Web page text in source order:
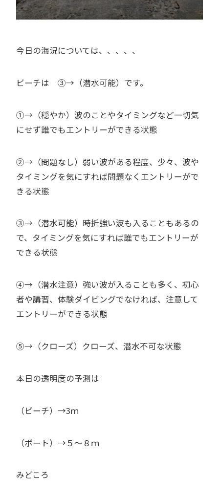
今日の海況については、、、、、
ビーチは ③→（潜水可能）です。
①→（穏やか）波のことやタイミングなど一切気
にせず誰でもエントリーができる状態
②→（問題なし）弱い波がある程度、少々、波や
タイミングを気にすれば問題なくエントリーがで
きる状態
③→（潜水可能）時折強い波も入ることもあるの
で、タイミングを気にすれば誰でもエントリーが
できる状態
④→（潜水注意）強い波が入ることも多く、初心
者や講習、体験ダイビングでなければ、注意して
エントリーができる状態
⑤→（クローズ）クローズ、潜水不可な状態
本日の透明度の予測は
（ビーチ）→3ｍ
（ボート）→５～８ｍ
みどころ